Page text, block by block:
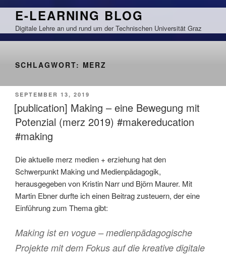
Zum
springen
E-LEARNING BLOG
Digitale Lehre an und rund um der Technischen Universität Graz
SCHLAGWORT: MERZ
VERÖFFENTLICHT
AM
SEPTEMBER 13, 2019
[publication] Making – eine Bewegung mit
Potenzial (merz 2019) #makereducation
#making
Die aktuelle merz medien + erziehung hat den
Schwerpunkt Making und Medienpädagogik,
herausgegeben von Kristin Narr und Björn Maurer. Mit
Martin Ebner durfte ich einen Beitrag zusteuern, der eine
Einführung zum Thema gibt:
Making ist en vogue – medienpädagogische
Projekte mit dem Fokus auf die kreative digitale